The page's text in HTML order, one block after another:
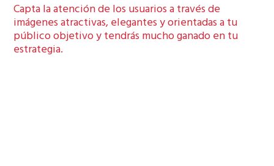
Capta la atención de los usuarios a través de
imágenes atractivas, elegantes y orientadas a tu
público objetivo y tendrás mucho ganado en tu
estrategia.